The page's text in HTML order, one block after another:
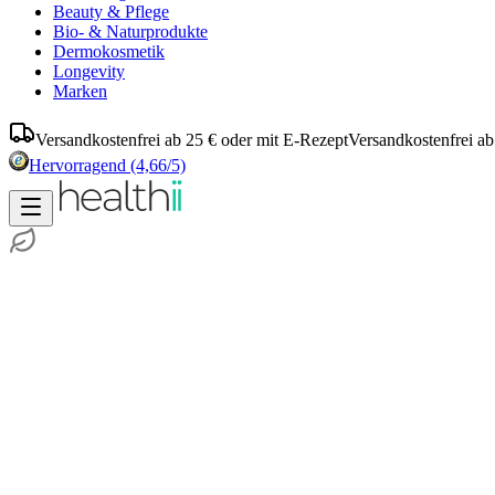
Beauty & Pflege
Bio- & Naturprodukte
Dermokosmetik
Longevity
Marken
Versandkostenfrei ab 25 € oder mit E-RezeptVersandkostenfrei
Hervorragend (4,66/5)